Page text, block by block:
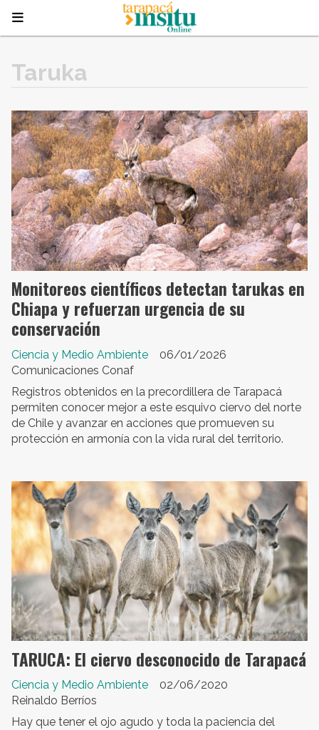
Taruka
Monitoreos científicos detectan tarukas en
Chiapa y refuerzan urgencia de su
conservación
Comunicaciones Conaf
Ciencia y Medio Ambiente 06/01/2026
Registros obtenidos en la precordillera de Tarapacá
permiten conocer mejor a este esquivo ciervo del norte
de Chile y avanzar en acciones que promueven su
protección en armonía con la vida rural del territorio.
TARUCA: El ciervo desconocido de Tarapacá
Reinaldo Berríos
Ciencia y Medio Ambiente 02/06/2020
Hay que tener el ojo agudo y toda la paciencia del